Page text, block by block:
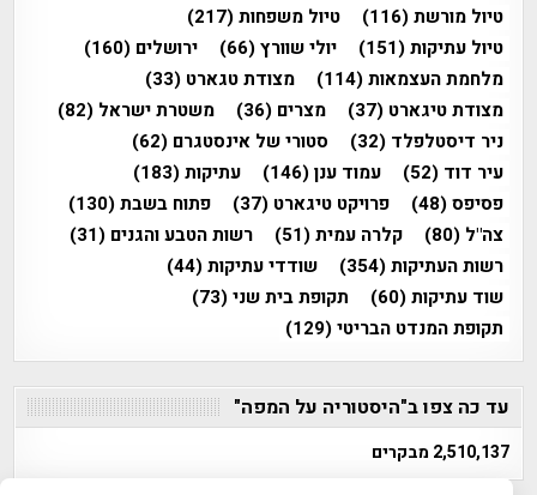
טיול מורשת(116) טיול משפחות(217)
טיול עתיקות(151) יולי שוורץ(66) ירושלים (160)
מלחמת העצמאות(114) מצודת טגארט (33)
מצודת טיגארט (37) מצרים (36) משטרת ישראל (82)
ניר דיסטלפלד (32) סטורי של אינסטגרם (62)
עיר דוד (52) עמוד ענן(146) עתיקות(183)
פסיפס(48) פרויקט טיגארט (37) פתוח בשבת(130)
צה"ל (80) קלרה עמית(51) רשות הטבע והגנים (31)
רשות העתיקות(354) שודדי עתיקות(44)
שוד עתיקות(60) תקופת בית שני(73)
תקופת המנדט הבריטי(129)
עד כה צפו ב"היסטוריה על המפה"
2,510,137 מבקרים